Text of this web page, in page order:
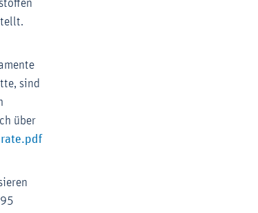
sind
über
Externer-Link (Öffnet im neuen Fenster)